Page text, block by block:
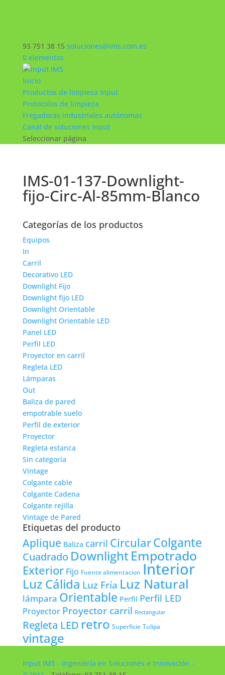
93 751 38 15 soluciones@ims.com.es
0 elementos
Inicio
Productos de limpieza Input
Protocolos de limpieza
Fregadoras industriales autónomas
Canal de soluciones Input
Seleccionar página
IMS-01-137-Downlight-
fijo-Circ-Al-85mm-Blanco
Categorías de los productos
Equipos
In
Carril
Decorativo LED
Downlight Fijo
Downlight fijo LED
Downlight Orientable
Downlight Orientable LED
Panel LED
Perfil LED
Proyector en carril
Regleta LED
Lámparas
Out
Baliza de pared
empotrable suelo
Perfil de exterior
Proyector
Regleta estanca
Sin categoría
Vintage
Colgante cable
Colgante Cadena
Colgante rejilla
Vintage de Pared
Etiquetas del producto
Aplique Baliza carril CircularColgante
Cuadrado DownlightEmpotrado
Exterior Fijo Fuente alimentacion Interior
Luz Cálida Luz Fría Luz Natural
lámpara Orientable Perfil Perfil LED
Proyector Proyector carril Rectangular
Regleta LED retro Superficie Tulipa
vintage
Input IMS - Ingeniería en Soluciones e Innovación -